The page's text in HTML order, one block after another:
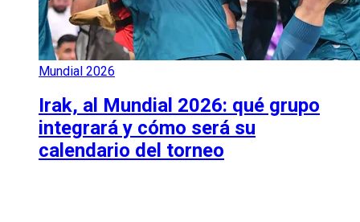
Mundial 2026
Irak, al Mundial 2026: qué grupo
integrará y cómo será su
calendario del torneo